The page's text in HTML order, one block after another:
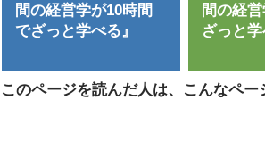
間の経営学が10時間
でざっと学べる』
間の経
ざっと学
このページを読んだ人は、こんなペー